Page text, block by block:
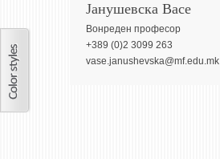
Јанушевска Васе
Вонредeн професор
+389 (0)2 3099 263
vase.janushevska@mf.edu.mk